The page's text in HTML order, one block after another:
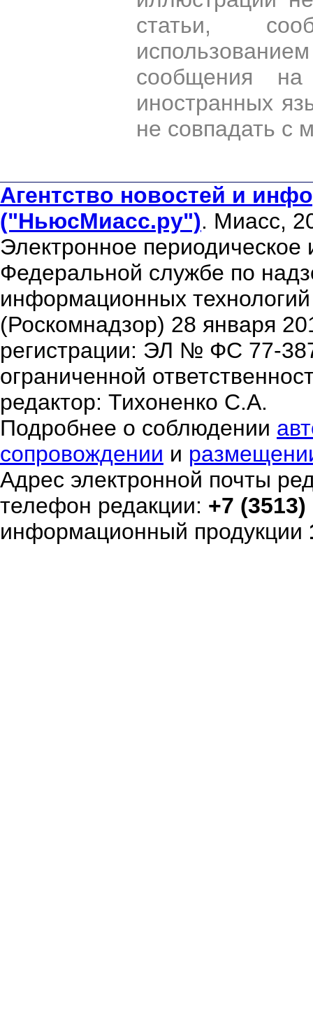
статьи,
сообщения
иностранных
не совпадать с
Агентство новостей и
("НьюсМиасс.ру"). Миасс,
Электронное периодическое
Федеральной службе по
информационных
(Роскомнадзор) 28 января
регистрации: ЭЛ № ФС 77-
ограниченной
редактор: Тихоненко С.А.
Подробнее о соблюдении
сопровождении и
Адрес электронной почты
телефон редакции: +7
информационный продукции